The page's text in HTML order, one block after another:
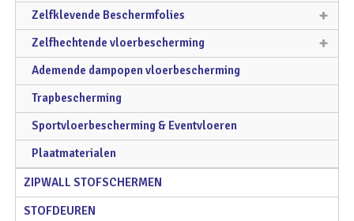
Zelfklevende Beschermfolies
Zelfhechtende vloerbescherming
Ademende dampopen vloerbescherming
Trapbescherming
Sportvloerbescherming & Eventvloeren
Plaatmaterialen
ZIPWALL STOFSCHERMEN
STOFDEUREN